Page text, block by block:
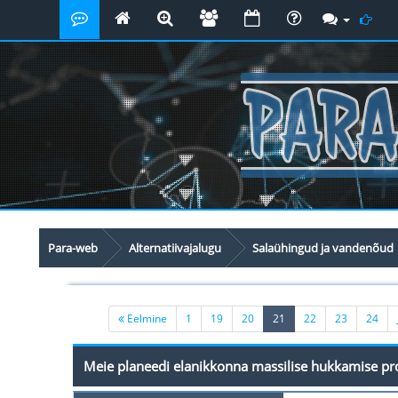
Para-web Alternatiivajalugu Salaühingud ja vandenõud
Eelmine 1 19 20 21 (current)
22 23 24
Meie planeedi elanikkonna massilise hukkamise